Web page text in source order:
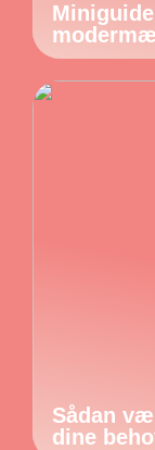
Sådan
dine